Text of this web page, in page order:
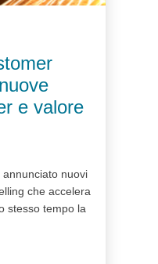
e valore
nuovi
che accelera
stesso tempo la